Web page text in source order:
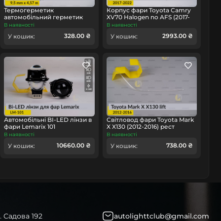
Термогерметик
автомобільний герметик
для фар Orgavyl Оргавіл
В наявності
У кошик: 328.00 ₴
Корпус фари Toyota Camry
XV70 Halogen no AFS (2017-
2022) правий
В наявності
У кошик: 2993.00 ₴
Автомобільні BI-LED лінзи в
фари Lemarix 101
В наявності
У кошик: 10660.00 ₴
Світловод фари Toyota Mark
X X130 (2012-2016) рест
довгий правий
В наявності
У кошик: 738.00 ₴
Садова 192 autolighttclub@gmail.com